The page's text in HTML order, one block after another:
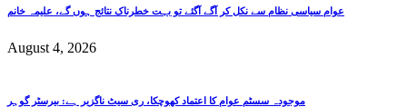
عوام سیاسی نظام سے نکل کر آگے آگئے تو بہت خطرناک نتائج ہوں گے، علیمہ خانم
August 4, 2026
موجودہ سسٹم عوام کا اعتماد کھوچکا، ری سیٹ ناگزیر ہے: بیرسٹر گوہر